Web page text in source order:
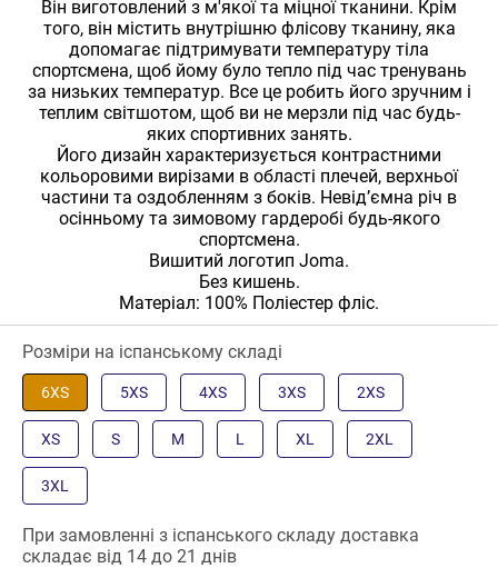
Він виготовлений з м'якої та міцної тканини. Крім
того, він містить внутрішню флісову тканину, яка
допомагає підтримувати температуру тіла
спортсмена, щоб йому було тепло під час тренувань
за низьких температур. Все це робить його зручним і
теплим світшотом, щоб ви не мерзли під час будь-
яких спортивних занять.
Його дизайн характеризується контрастними
кольоровими вирізами в області плечей, верхньої
частини та оздобленням з боків. Невід’ємна річ в
осінньому та зимовому гардеробі будь-якого
спортсмена.
Вишитий логотип Joma.
Без кишень.
Матеріал: 100% Поліестер фліс.
Розміри на іспанському складі
6XS 5XS 4XS 3XS 2XS
XS S M L XL 2XL
3XL
При замовленні з іспанського складу доставка
складає від 14 до 21 днів